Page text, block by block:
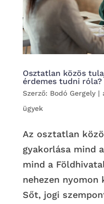
Osztatlan közös
érdemes tudni róla?
Szerző: Bodó Gergely|
ügyek
Az osztatlan
gyakorlása mind
mind a
nehezen
Sőt, jogi